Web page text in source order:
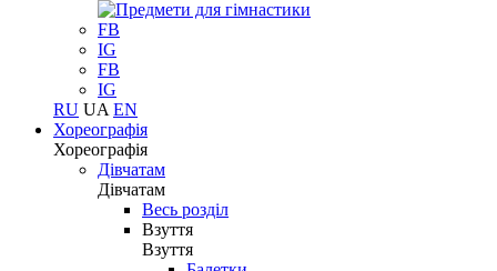
FB
IG
FB
IG
RU UA EN
Хореографія
Хореографія
Дівчатам
Дівчатам
Весь розділ
Взуття
Взуття